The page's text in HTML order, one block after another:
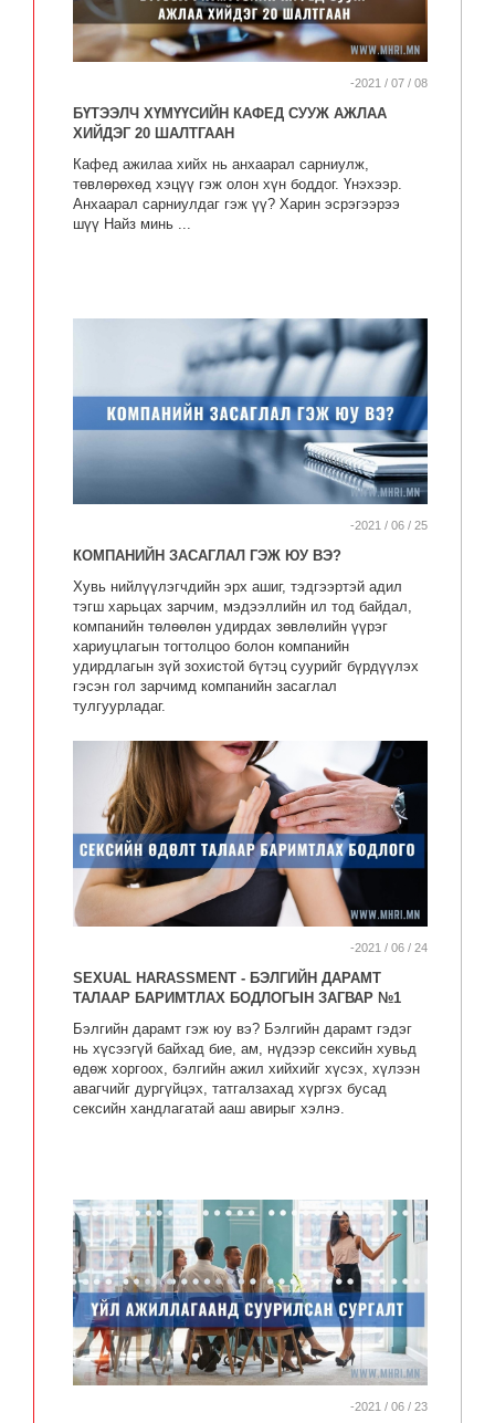
-2021 / 07 / 08
БҮТЭЭЛЧ ХҮМҮҮСИЙН КАФЕД СУУЖ АЖЛАА
ХИЙДЭГ 20 ШАЛТГААН
Кафед ажилаа хийх нь анхаарал сарниулж,
төвлөрөхөд хэцүү гэж олон хүн боддог. Үнэхээр.
Анхаарал сарниулдаг гэж үү? Харин эсрэгээрээ
шүү Найз минь ...
-2021 / 06 / 25
КОМПАНИЙН ЗАСАГЛАЛ ГЭЖ ЮУ ВЭ?
Хувь нийлүүлэгчдийн эрх ашиг, тэдгээртэй адил
тэгш харьцах зарчим, мэдээллийн ил тод байдал,
компанийн төлөөлөн удирдах зөвлөлийн үүрэг
хариуцлагын тогтолцоо болон компанийн
удирдлагын зүй зохистой бүтэц суурийг бүрдүүлэх
гэсэн гол зарчимд компанийн засаглал
тулгуурладаг.
-2021 / 06 / 24
SEXUAL HARASSMENT - БЭЛГИЙН ДАРАМТ
ТАЛААР БАРИМТЛАХ БОДЛОГЫН ЗАГВАР №1
Бэлгийн дарамт гэж юу вэ? Бэлгийн дарамт гэдэг
нь хүсээгүй байхад бие, ам, нүдээр сексийн хувьд
өдөж хоргоох, бэлгийн ажил хийхийг хүсэх, хүлээн
авагчийг дургүйцэх, татгалзахад хүргэх бусад
сексийн хандлагатай ааш авирыг хэлнэ.
-2021 / 06 / 23